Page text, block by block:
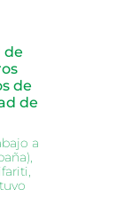
de
de
de
a